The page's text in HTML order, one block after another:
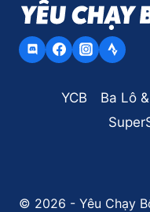
YCB Ba Lô
© 2026 - Yêu Chạy